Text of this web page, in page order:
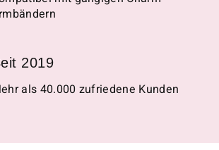
2019
als 40.000 zufriedene Kunden